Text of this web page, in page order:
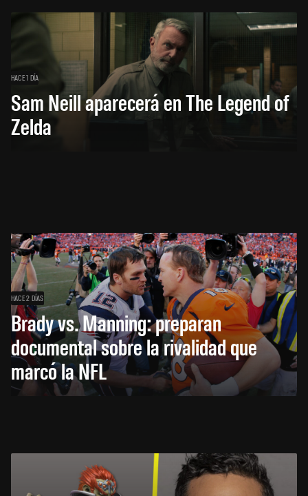
HACE 1 DÍA
Sam Neill aparecerá en The Legend of
Zelda
HACE 2 DÍAS
Brady vs. Manning: preparan
documental sobre la rivalidad que
marcó la NFL